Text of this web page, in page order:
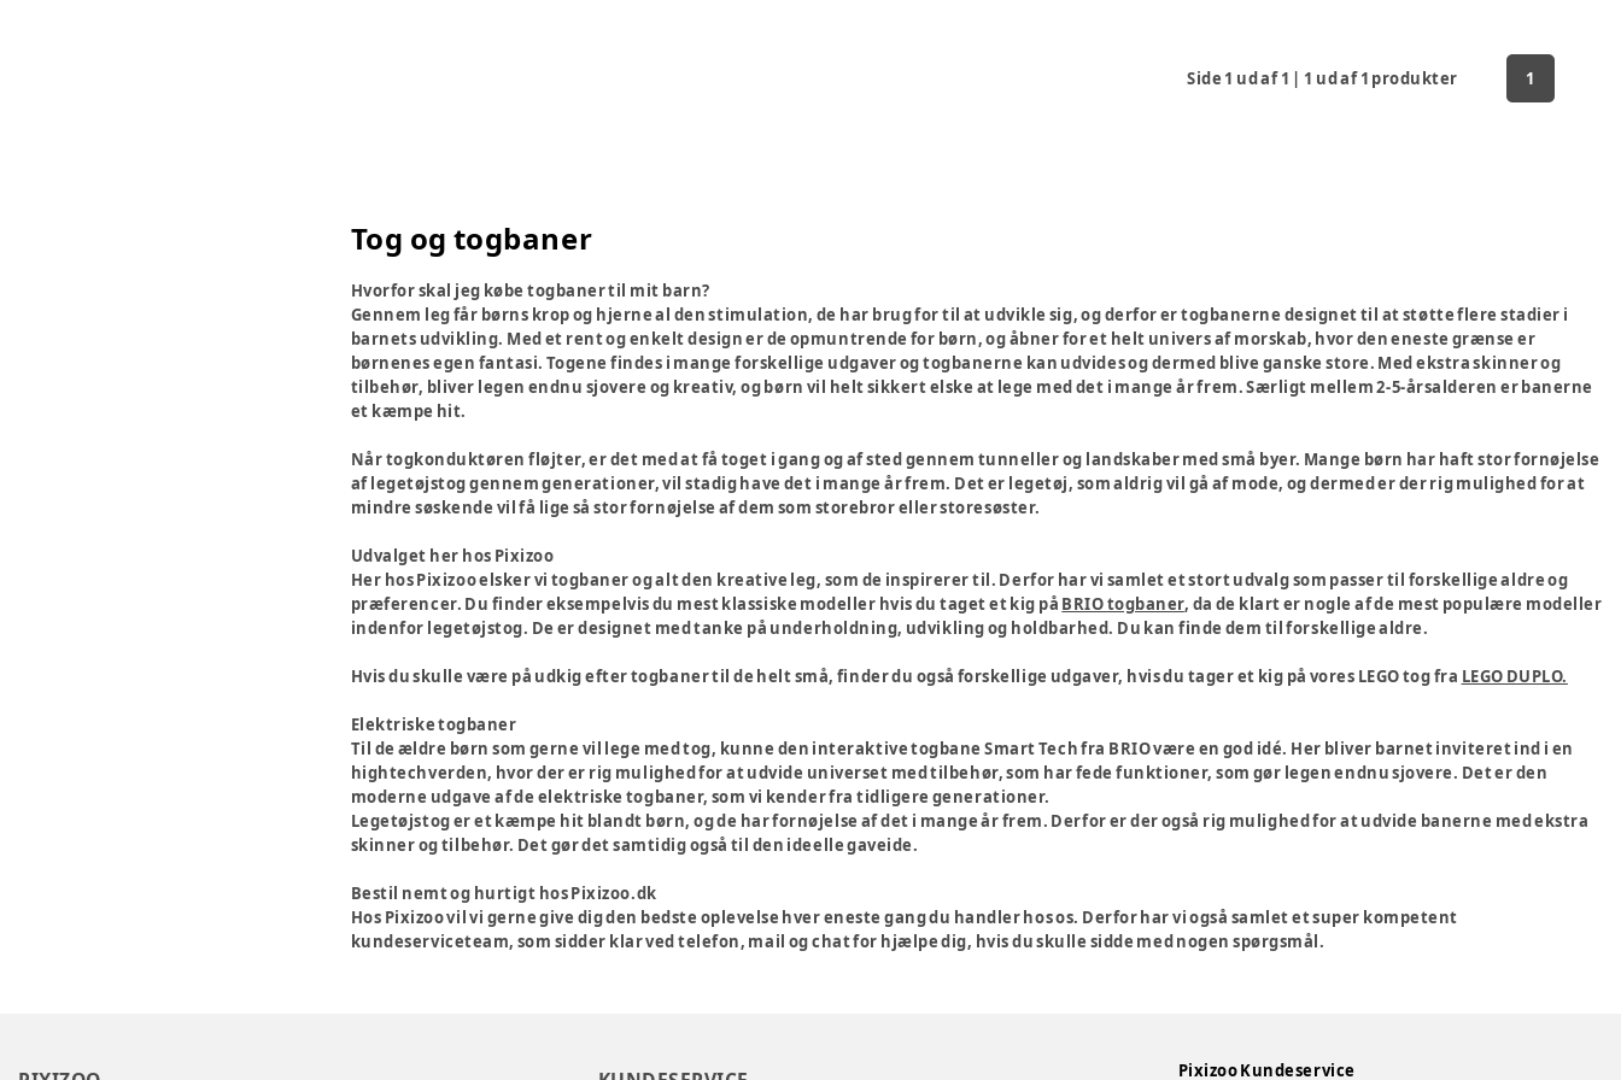
Side 1 ud af1 | 1 ud af 1 produkter 1
Tog og togbaner
Hvorfor skal jeg købe togbaner til mit barn?
Gennem leg får børns krop og hjerne al den stimulation, de har brug for til at udvikle sig, og derfor er togbanerne designet til at støtte flere stadier i
barnets udvikling. Med et rent og enkelt design er de opmuntrende for børn, og åbner for et helt univers af morskab, hvor den eneste grænse er
børnenes egen fantasi. Togene findes i mange forskellige udgaver og togbanerne kan udvides og dermed blive ganske store. Med ekstra skinner og
tilbehør, bliver legen endnu sjovere og kreativ, og børn vil helt sikkert elske at lege med det i mange år frem. Særligt mellem 2-5-årsalderen er banerne
et kæmpe hit.
Når togkonduktøren fløjter, er det med at få toget i gang og af sted gennem tunneller og landskaber med små byer. Mange børn har haft stor fornøjelse
af legetøjstog gennem generationer, vil stadig have det i mange år frem. Det er legetøj, som aldrig vil gå af mode, og dermed er der rig mulighed for at
mindre søskende vil få lige så stor fornøjelse af dem som storebror eller storesøster.
Udvalget her hos Pixizoo
Her hos Pixizoo elsker vi togbaner og alt den kreative leg, som de inspirerer til. Derfor har vi samlet et stort udvalg som passer til forskellige aldre og
præferencer. Du finder eksempelvis du mest klassiske modeller hvis du taget et kig på BRIO togbaner, da de klart er nogle af de mest populære modeller
indenfor legetøjstog. De er designet med tanke på underholdning, udvikling og holdbarhed. Du kan finde dem til forskellige aldre.
Hvis du skulle være på udkig efter togbaner til de helt små, finder du også forskellige udgaver, hvis du tager et kig på vores LEGO tog fra LEGO DUPLO.
Elektriske togbaner
Til de ældre børn som gerne vil lege med tog, kunne den interaktive togbane Smart Tech fra BRIO være en god idé. Her bliver barnet inviteret ind i en
hightechverden, hvor der er rig mulighed for at udvide universet med tilbehør, som har fede funktioner, som gør legen endnu sjovere. Det er den
moderne udgave af de elektriske togbaner, som vi kender fra tidligere generationer.
Legetøjstog er et kæmpe hit blandt børn, og de har fornøjelse af det i mange år frem. Derfor er der også rig mulighed for at udvide banerne med ekstra
skinner og tilbehør. Det gør det samtidig også til den ideelle gaveide.
Bestil nemt og hurtigt hos Pixizoo.dk
Hos Pixizoo vil vi gerne give dig den bedste oplevelse hver eneste gang du handler hos os. Derfor har vi også samlet et super kompetent
kundeserviceteam, som sidder klar ved telefon, mail og chat for hjælpe dig, hvis du skulle sidde med nogen spørgsmål.
Pixizoo Kundeservice